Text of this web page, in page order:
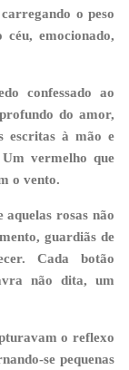
o peso
emocionado,
confessado ao
do amor,
escritas à mão e
vermelho que
o vento.
aquelas rosas não
guardiãs de
Cada botão
não dita, um
o reflexo
se pequenas